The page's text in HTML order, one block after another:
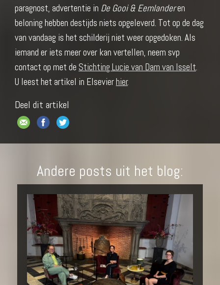
paragnost, advertentie in De Gooi & Eemlanderen
beloning hebben destijds niets opgeleverd. Tot op de dag
van vandaag is het schilderij niet weer opgedoken. Als
iemand er iets meer over kan vertellen, neem svp
contact op met de Stichting Lucie van Dam van Isselt.
U leest het artikel in Elsevierhier.
Deel dit artikel
Andere posts uit het blog: